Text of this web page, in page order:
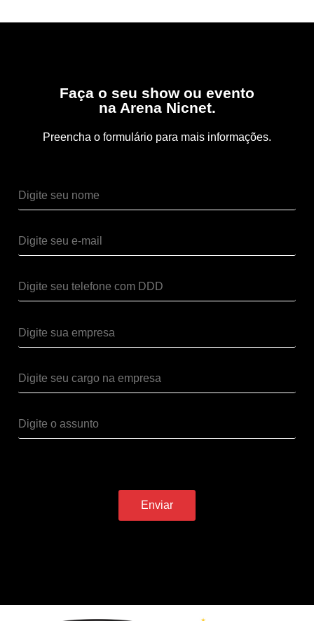
Faça o seu show ou evento
na Arena Nicnet.
Preencha o formulário para mais informações.